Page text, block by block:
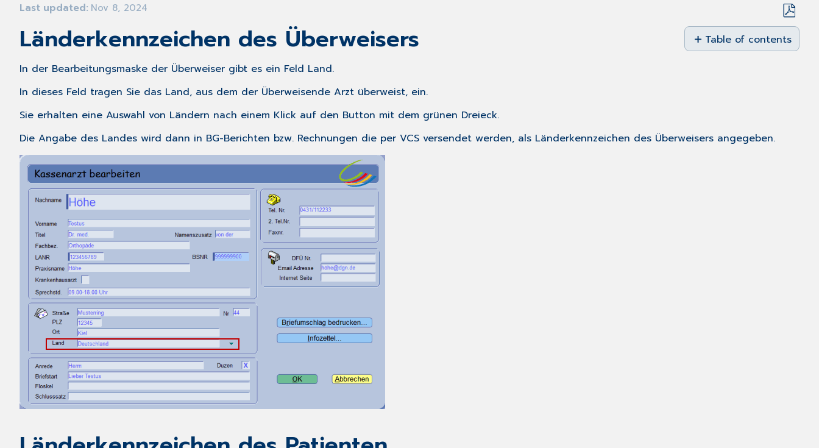
Last updated Nov 8, 2024
Save
as
PDF
Table of contents
Länderkennzeichen des Überweisers
In der Bearbeitungsmaske der Überweiser gibt es ein Feld Land.
In dieses Feld tragen Sie das Land, aus dem der Überweisende Arzt überweist, ein.
Sie erhalten eine Auswahl von Ländern nach einem Klick auf den Button mit dem grünen Dreieck.
Die Angabe des Landes wird dann in BG-Berichten bzw. Rechnungen die per VCS versendet werden, als Länderkennzeichen des Überweisers angegeben.